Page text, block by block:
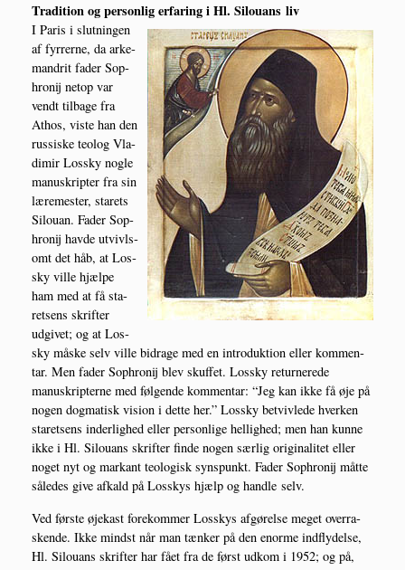
Tra­di­tion og per­son­lig erfa­ring i Hl. Silou­ans liv
I Paris i slut­nin­gen
af fyr­rer­ne, da arke­
man­drit fader Sop­
hro­nij net­op var
vendt til­ba­ge fra
Athos, viste han den
rus­si­ske teo­log Vla­
di­mir Los­sky nog­le
manuskrip­ter fra sin
lære­me­ster, sta­rets
Silou­an. Fader Sop­
hro­nij hav­de utvivl­s­
omt det håb, at Los­
sky vil­le hjæl­pe
ham med at få sta­
ret­sens skrif­ter
udgi­vet; og at Los­
sky måske selv vil­le bidra­ge med en intro­duk­tion eller kom­men­
tar. Men fader Sop­hro­nij blev skuf­fet. Los­sky retur­ne­re­de
manuskrip­ter­ne med føl­gen­de kom­men­tar: “Jeg kan ikke få øje på
nogen dog­ma­tisk vision i det­te her.” Los­sky betviv­le­de hver­ken
sta­ret­sens inder­lig­hed eller per­son­li­ge hel­lig­hed; men han kun­ne
ikke i Hl. Silou­ans skrif­ter fin­de nogen sær­lig ori­gi­na­li­tet eller
noget nyt og mar­kant teo­lo­gisk syns­punkt. Fader Sop­hro­nij måt­te
såle­des give afkald på Los­skys hjælp og hand­le selv.
Ved før­ste øje­kast fore­kom­mer Los­skys afgø­rel­se meget over­ra­
sken­de. Ikke mindst når man tæn­ker på den enor­me ind­fly­del­se,
Hl. Silou­ans skrif­ter har fået fra de først udkom i 1952; og på,